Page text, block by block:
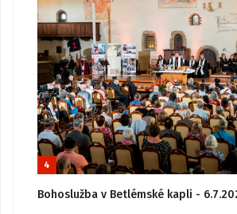
4
Bohoslužba v Betlémské kapli -